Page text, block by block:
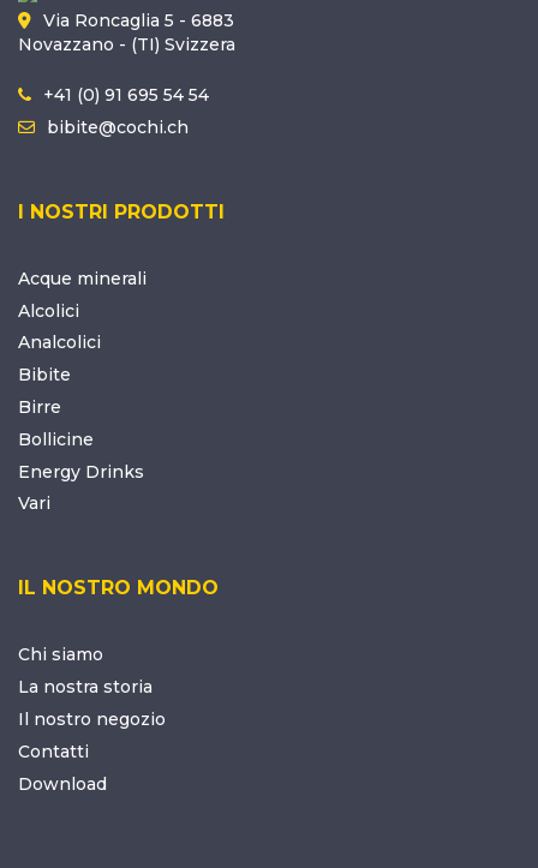
Via Roncaglia 5 - 6883
Novazzano - (TI) Svizzera
+41 (0) 91 695 54 54
bibite@cochi.ch
I NOSTRI PRODOTTI
Acque minerali
Alcolici
Analcolici
Bibite
Birre
Bollicine
Energy Drinks
Vari
IL NOSTRO MONDO
Chi siamo
La nostra storia
Il nostro negozio
Contatti
Download